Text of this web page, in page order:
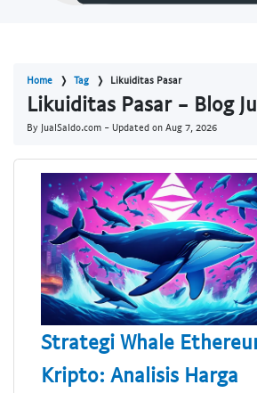
Home Tag Likuiditas Pasar
Likuiditas Pasar - Blog
By JualSaldo.com - Updated on Aug 7, 2026
Strategi Whale
Kripto: Analisis Harga